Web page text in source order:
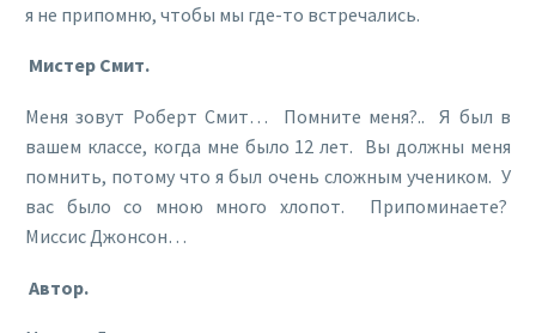
я не припомню, чтобы мы где-то встречались.
Мистер Смит.
Меня зовут Роберт Смит… Помните меня?.. Я был в
вашем классе, когда мне было 12 лет. Вы должны меня
помнить, потому что я был очень сложным учеником. У
вас было со мною много хлопот. Припоминаете?
Миссис Джонсон…
Автор.